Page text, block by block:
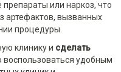
или наркоз, что
артефактов, вызванных
процедуры.
клинику и сделать
удобным